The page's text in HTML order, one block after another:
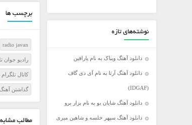
نوشته‌های تازه
دانلود آهنگ ویناک به نام پارافین
دانلود آهنگ آرتا به نام آی دی گاف
(IDGAF)
دانلود آهنگ شایان یو به نام بزار برو
دانلود آهنگ سپهر خلسه و شاهین میری
برچسب ها
radio javan
راديو جوان
کانال
گذاشتن
مطالب مشابه